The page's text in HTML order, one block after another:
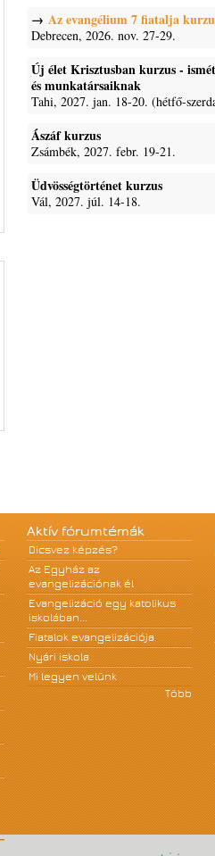
Az evangélium 7 fiatalja
Debrecen, 2026. nov. 27-29.
Új élet Krisztusban kurzus -
és munkatársaiknak
Tahi, 2027. jan. 18-20. (hétfő-
Ászáf kurzus
Zsámbék, 2027. febr. 19-21.
Üdvösségtörténet kurzus
Vál, 2027. júl. 14-18.
Aktív fórumtémák
Dicsvez képzés?
Az Egyház az
evangelizációnak él
Evangelizáció egy katolikus
iskolában...
Fiatalok evangelizációja
Nyári iskola
Mi legyen velünk
Több